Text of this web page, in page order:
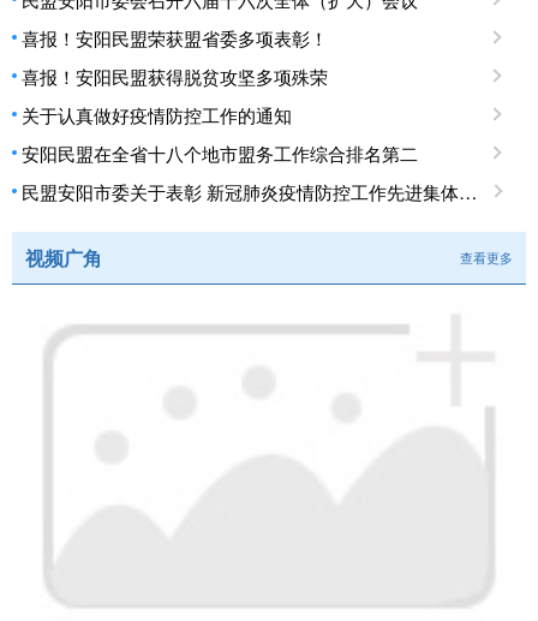
喜报！安阳民盟荣获盟省委多项表彰！
喜报！安阳民盟获得脱贫攻坚多项殊荣
关于认真做好疫情防控工作的通知
安阳民盟在全省十八个地市盟务工作综合排名第二
民盟安阳市委关于表彰 新冠肺炎疫情防控工作先进集体、先进个人的决定
视频广角 查看更多